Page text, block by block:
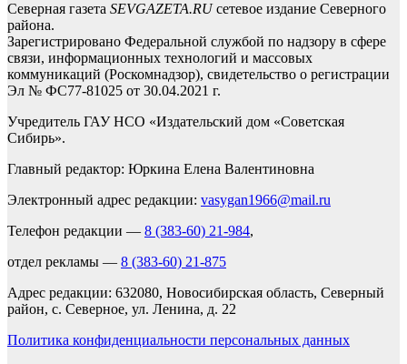
Северная газета SEVGAZETA.RUсетевое издание Северного
района.
Зарегистрировано Федеральной службой по надзору в сфере
связи, информационных технологий и массовых
коммуникаций (Роскомнадзор), свидетельство о регистрации
Эл № ФС77-81025 от 30.04.2021 г.
Учредитель ГАУ НСО «Издательский дом «Советская
Сибирь».
Главный редактор: Юркина Елена Валентиновна
Электронный адрес редакции: vasygan1966@mail.ru
Телефон редакции — 8 (383-60) 21-984,
отдел рекламы — 8 (383-60) 21-875
Адрес редакции: 632080, Новосибирская область, Северный
район, с. Северное, ул. Ленина, д. 22
Политика конфиденциальности персональных данных